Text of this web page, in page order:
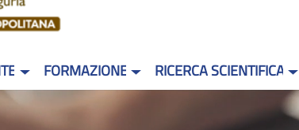
FORMAZIONE RICERCA SCIENTIFICA